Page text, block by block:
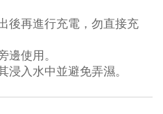
後再進行充電，勿直接充
邊使用。
浸入水中並避免弄濕。